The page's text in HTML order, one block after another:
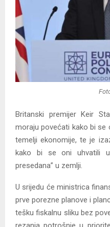
Britanski premijer Keir
moraju povećati kako bi se
temelji ekonomije, te je
kako bi se oni uhvatili
presedana” u zemlji.
U srijedu će ministrica
prve porezne planove i
tešku fiskalnu sliku bez